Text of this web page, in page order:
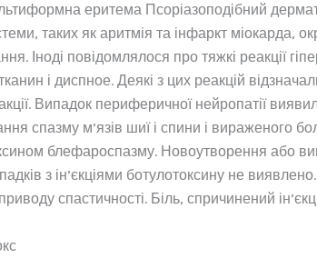
еритема Псоріазоподібний
таких як аритмія та інфаркт міокарда,
Іноді повідомлялося про тяжкі реакції
і диспное. Деякі з цих реакцій
Випадок периферичної нейропатії
спазму м’язів шиї і спини і вираженого
блефароспазму. Новоутворення або
з ін’єкціями ботулотоксину не
спастичності. Біль, спричинений